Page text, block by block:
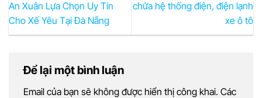
An Xuân Lựa Chọn Uy Tín
Cho Xế Yêu Tại Đà Nẵng
chữa hệ thống điện, điện lạnh
xe ô tô
Để lại một bình luận
Email của bạn sẽ không được hiển thị công khai. Các